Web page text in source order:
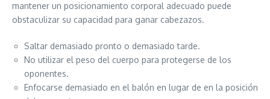
mantener un posicionamiento corporal adecuado puede
obstaculizar su capacidad para ganar cabezazos.
Saltar demasiado pronto o demasiado tarde.
No utilizar el peso del cuerpo para protegerse de los
oponentes.
Enfocarse demasiado en el balón en lugar de en la posición